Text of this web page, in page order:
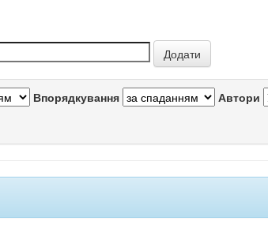
Впорядкування Автори